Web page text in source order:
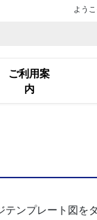
よう
ご利用案
内
ンプレート図を